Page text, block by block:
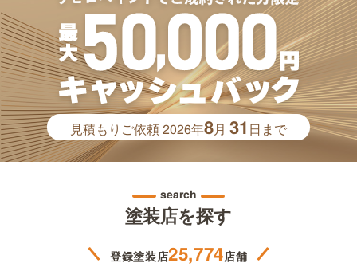
見積もりご依頼2026年8月31 日まで
search
塗装店を探す
登録塗装店25,774店舗